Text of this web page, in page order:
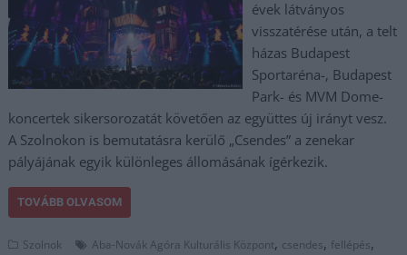
évek látványos
visszatérése után, a telt
házas Budapest
Sportaréna-, Budapest
Park- és MVM Dome-
koncertek sikersorozatát követően az együttes új irányt vesz.
A Szolnokon is bemutatásra kerülő „Csendes” a zenekar
pályájának egyik különleges állomásának ígérkezik.
TOVÁBB OLVASOM
Szolnok Aba-Novák Agóra Kulturális Központ, csendes, fellépés,